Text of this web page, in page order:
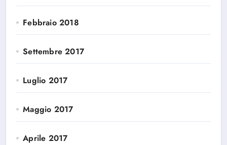
Febbraio 2018
Settembre 2017
Luglio 2017
Maggio 2017
Aprile 2017